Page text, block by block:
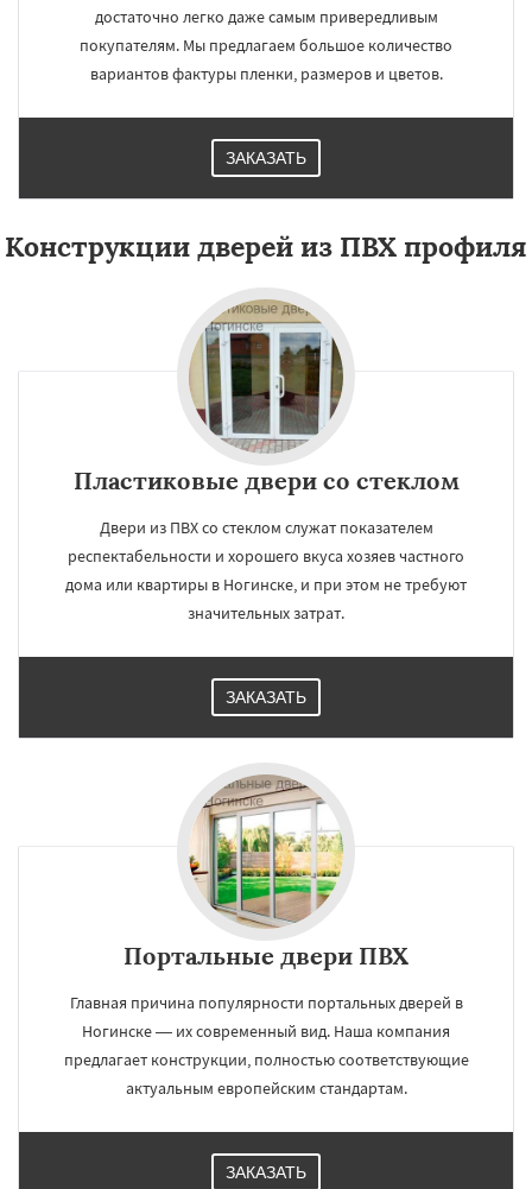
достаточно легко даже самым привередливым
покупателям. Мы предлагаем большое количество
вариантов фактуры пленки, размеров и цветов.
ЗАКАЗАТЬ
Конструкции дверей из ПВХ профиля
Пластиковые двери со стеклом
Двери из ПВХ со стеклом служат показателем
респектабельности и хорошего вкуса хозяев частного
дома или квартиры в Ногинске, и при этом не требуют
значительных затрат.
ЗАКАЗАТЬ
Портальные двери ПВХ
Главная причина популярности портальных дверей в
Ногинске — их современный вид. Наша компания
предлагает конструкции, полностью соответствующие
актуальным европейским стандартам.
ЗАКАЗАТЬ